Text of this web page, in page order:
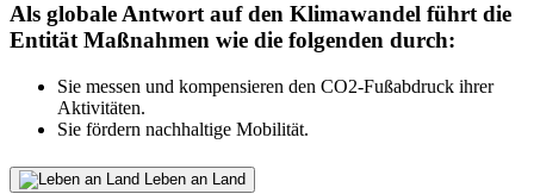
Als globale Antwort auf den Klimawandel führt die
Entität Maßnahmen wie die folgenden durch:
Sie messen und kompensieren den CO2-Fußabdruck ihrer
Aktivitäten.
Sie fördern nachhaltige Mobilität.
Leben an Land